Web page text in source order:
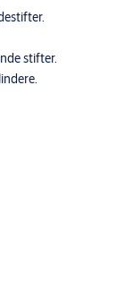
stifter.